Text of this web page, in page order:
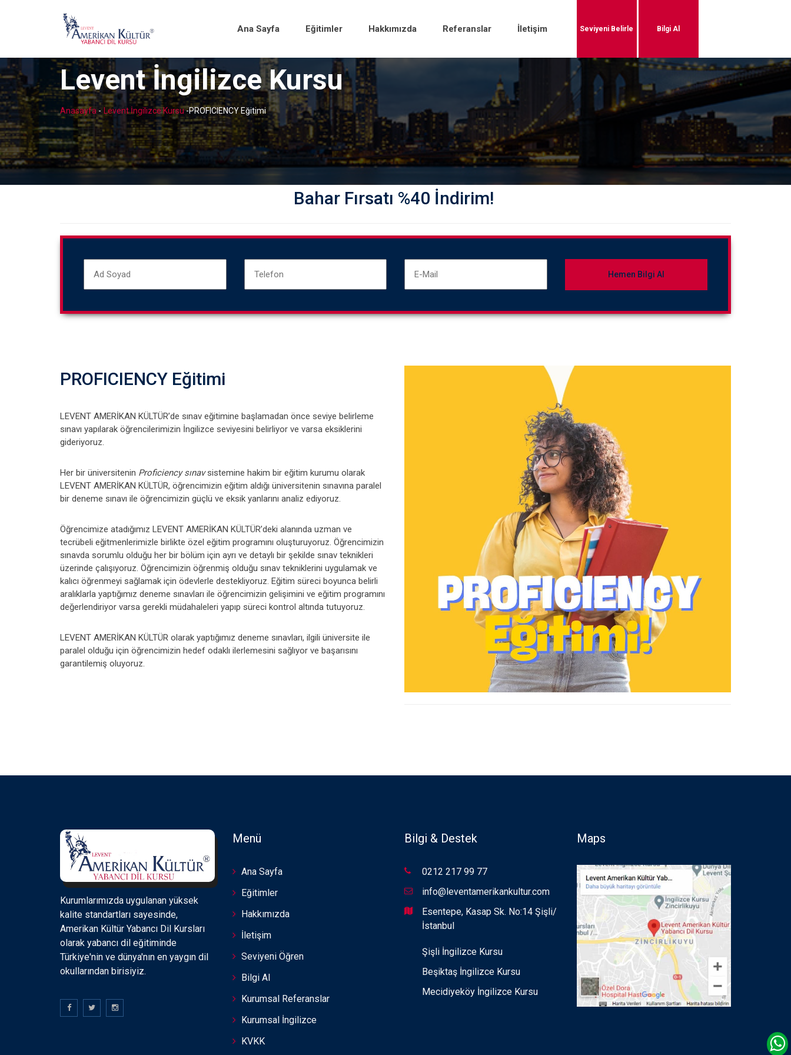
Ana Sayfa Eğitimler Hakkımızda Referanslar İletişim Seviyeni Belirle Bilgi Al
Levent İngilizce Kursu
Anasayfa - Levent İngilizce Kursu-PROFICIENCY Eğitimi
Bahar Fırsatı %40 İndirim!
PROFICIENCY Eğitimi
LEVENT AMERİKAN KÜLTÜR’de sınav eğitimine başlamadan önce seviye belirleme
sınavı yapılarak öğrencilerimizin İngilizce seviyesini belirliyor ve varsa eksiklerini
gideriyoruz.
Her bir üniversitenin Proficiency sınavsistemine hakim bir eğitim kurumu olarak
LEVENT AMERİKAN KÜLTÜR, öğrencimizin eğitim aldığı üniversitenin sınavına paralel
bir deneme sınavı ile öğrencimizin güçlü ve eksik yanlarını analiz ediyoruz.
Öğrencimize atadığımız LEVENT AMERİKAN KÜLTÜR’deki alanında uzman ve
tecrübeli eğitmenlerimizle birlikte özel eğitim programını oluşturuyoruz. Öğrencimizin
sınavda sorumlu olduğu her bir bölüm için ayrı ve detaylı bir şekilde sınav teknikleri
üzerinde çalışıyoruz. Öğrencimizin öğrenmiş olduğu sınav tekniklerini uygulamak ve
kalıcı öğrenmeyi sağlamak için ödevlerle destekliyoruz. Eğitim süreci boyunca belirli
aralıklarla yaptığımız deneme sınavları ile öğrencimizin gelişimini ve eğitim programını
değerlendiriyor varsa gerekli müdahaleleri yapıp süreci kontrol altında tutuyoruz.
LEVENT AMERİKAN KÜLTÜR olarak yaptığımız deneme sınavları, ilgili üniversite ile
paralel olduğu için öğrencimizin hedef odaklı ilerlemesini sağlıyor ve başarısını
garantilemiş oluyoruz.
Kurumlarımızda uygulanan yüksek
kalite standartları sayesinde,
Amerikan Kültür Yabancı Dil Kursları
olarak yabancı dil eğitiminde
Türkiye'nin ve dünya'nın en yaygın dil
okullarından birisiyiz.
Menü
Ana Sayfa
Eğitimler
Hakkımızda
İletişim
Seviyeni Öğren
Bilgi Al
Kurumsal Referanslar
Kurumsal İngilizce
KVKK
Bilgi & Destek
0212 217 99 77
info@leventamerikankultur.com
Esentepe, Kasap Sk. No:14 Şişli/
İstanbul
Şişli İngilizce Kursu
Beşiktaş İngilizce Kursu
Mecidiyeköy İngilizce Kursu
Maps